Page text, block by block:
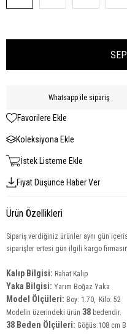
Whatsapp ile sipariş
Favorilere Ekle
Koleksiyona Ekle
İstek Listeme Ekle
Fiyat Düşünce Haber Ver
Ürün Özellikleri
Sipariş verdiğiniz ürünler aynı gün
siparişler ertesi gün ilgili kargo
Kalıp Bilgisi: Rahat Kalıp
Yaka Bilgisi: Yarım Boğaz Yaka
Model Ölçüleri: Boy: 1.70, Kilo: 52
Modelin üzerindeki ürün 38 bedendir.
38 Beden Ölçüleri: Göğüs:108 cm